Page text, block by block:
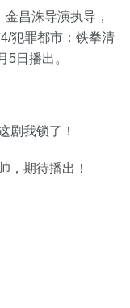
昌洙导演执导，
犯罪都市：铁拳清
5日播出。
剧我锁了！
，期待播出！